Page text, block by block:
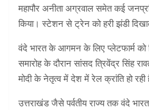
महापौर अनीता अग्रवाल समेत कई
किया। स्टेशन से ट्रेन को हरी झंडी
वंदे भारत के आगमन के लिए प्लेटफार्म को
समारोह के दौरान सांसद त्रिवेंद्र सिंह
मोदी के नेतृत्व में देश में रेल क्रांति हो रही
उत्तराखंड जैसे पर्वतीय राज्य तक वंदे